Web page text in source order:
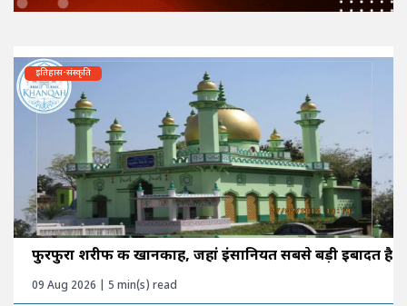
इतिहास-संस्कृति
फुरफुरा शरीफ की खानकाह, जहां इंसानियत सबसे बड़ी इबादत है
09 Aug 2026 | 5 min(s) read